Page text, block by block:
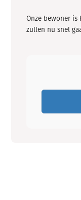
Onze bewoner
zullen nu snel